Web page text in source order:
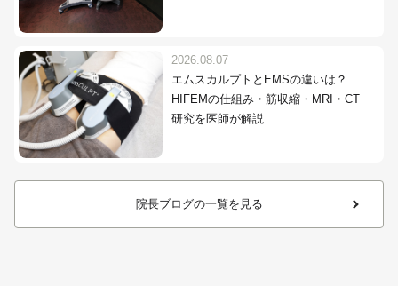
2026.08.07
エムスカルプトとEMSの違いは？
HIFEMの仕組み・筋収縮・MRI・CT
研究を医師が解説
院長ブログの一覧を見る